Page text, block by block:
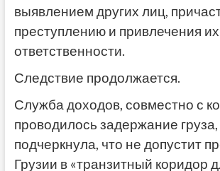
выявлением других лиц,
преступлению и привлечения
ответственности.
Следствие продолжается.
Служба доходов, совместно с
проводилось задержание груза,
подчеркнула, что не допустит
Грузии в «транзитный коридор